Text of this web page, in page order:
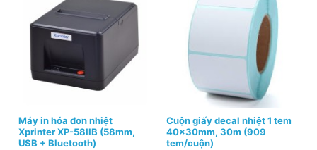
Máy in hóa đơn nhiệt
Xprinter XP-58IIB (58mm,
USB + Bluetooth)
Cuộn giấy decal nhiệt 1 tem
40x30mm, 30m (909
tem/cuộn)